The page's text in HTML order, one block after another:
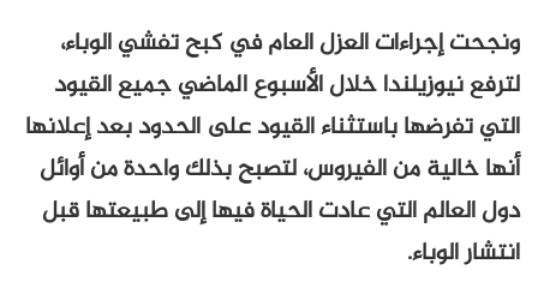
ونجحت إجراءات العزل العام في كبح تفشي الوباء،
لترفع نيوزيلندا خلال الأسبوع الماضي جميع القيود
التي تفرضها باستثناء القيود على الحدود بعد إعلانها
أنها خالية من الفيروس، لتصبح بذلك واحدة من أوائل
دول العالم التي عادت الحياة فيها إلى طبيعتها قبل
انتشار الوباء.